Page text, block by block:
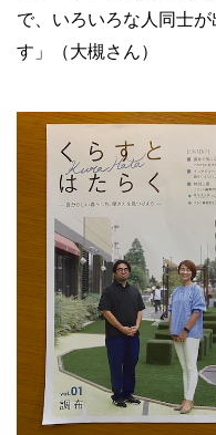
で、いろいろな人同士
す」（大槻さん）